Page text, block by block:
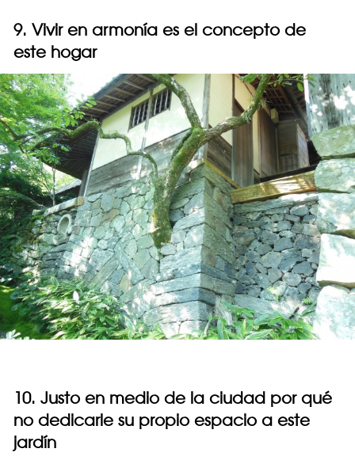
9. Vivir en armonía es el concepto de
este hogar
10. Justo en medio de la ciudad por qué
no dedicarle su propio espacio a este
jardín